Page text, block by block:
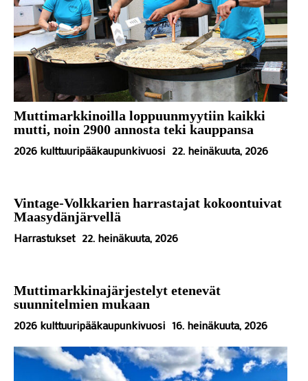
Muttimarkkinoilla loppuunmyytiin kaikki
mutti, noin 2900 annosta teki kauppansa
2026 kulttuuripääkaupunkivuosi 22. heinäkuuta, 2026
Vintage-Volkkarien harrastajat kokoontuivat
Maasydänjärvellä
Harrastukset 22. heinäkuuta, 2026
Muttimarkkinajärjestelyt etenevät
suunnitelmien mukaan
2026 kulttuuripääkaupunkivuosi 16. heinäkuuta, 2026